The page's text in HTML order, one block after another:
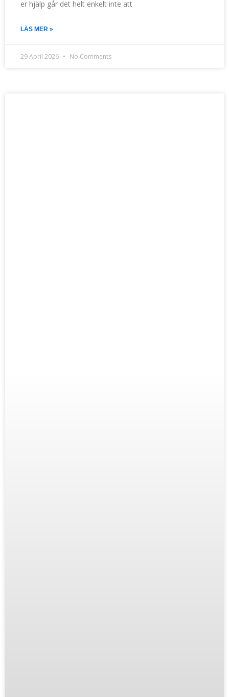
er hjälp går det helt enkelt inte att
LÄS MER »
29 April 2026 No Comments